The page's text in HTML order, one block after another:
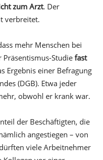
zum Arzt. Der
verbreitet.
mehr Menschen bei
Studie fast
Ergebnis einer Befragung
(DGB). Etwa jeder
obwohl er krank war.
der Beschäftigten, die
angestiegen – von
viele Arbeitnehmer